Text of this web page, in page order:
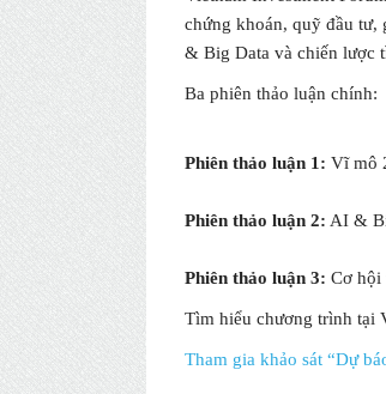
chứng khoán, quỹ đầu tư,
& Big Data và chiến lược
Ba phiên thảo luận chính:
Phiên thảo luận 1: Vĩ mô
Phiên thảo luận 2: AI &
Phiên thảo luận 3: Cơ hội
Tìm hiểu chương trình tại
Tham gia khảo sát “Dự